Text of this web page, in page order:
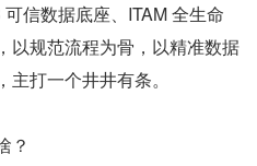
信数据底座、ITAM 全生命
以规范流程为骨，以精准数据
打一个井井有条。
？